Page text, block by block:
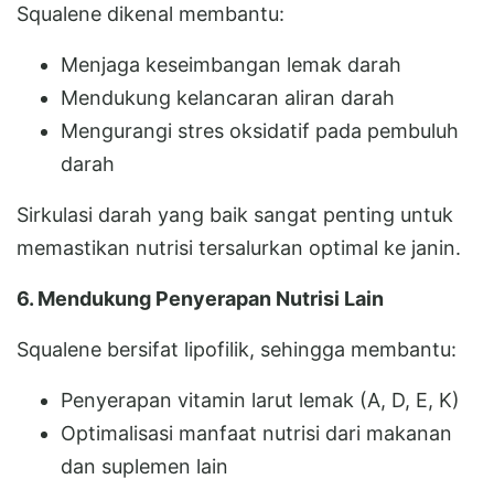
Squalene dikenal membantu:
Menjaga keseimbangan lemak darah
Mendukung kelancaran aliran darah
Mengurangi stres oksidatif pada pembuluh
darah
Sirkulasi darah yang baik sangat penting untuk
memastikan nutrisi tersalurkan optimal ke janin.
6. Mendukung Penyerapan Nutrisi Lain
Squalene bersifat lipofilik, sehingga membantu:
Penyerapan vitamin larut lemak (A, D, E, K)
Optimalisasi manfaat nutrisi dari makanan
dan suplemen lain